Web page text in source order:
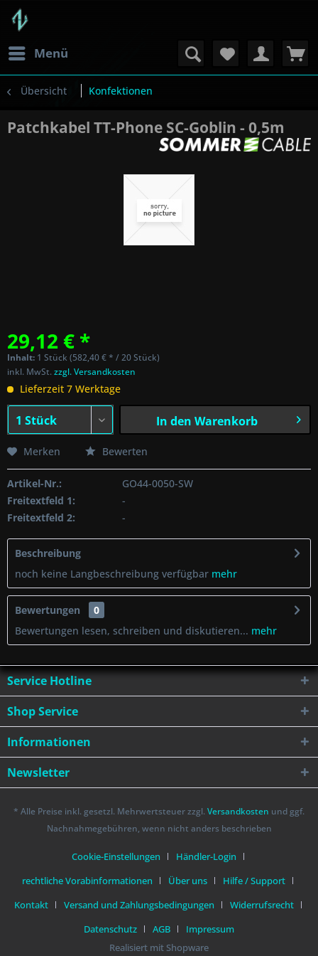
Menü
Übersicht Konfektionen
Patchkabel TT-Phone SC-Goblin - 0,5m
29,12 € *
Inhalt: 1 Stück (582,40 € * / 20 Stück)
inkl. MwSt.zzgl. Versandkosten
Lieferzeit 7 Werktage
In den Warenkorb
Merken Bewerten
Artikel-Nr.:
GO44-0050-SW
Freitextfeld 1:
-
Freitextfeld 2:
-
Beschreibung
noch keine Langbeschreibung verfügbar mehr
Bewertungen
0
Bewertungen lesen, schreiben und diskutieren... mehr
Service Hotline
Shop Service
Informationen
Newsletter
* Alle Preise inkl. gesetzl. Mehrwertsteuer zzgl. Versandkosten und ggf.
Nachnahmegebühren, wenn nicht anders beschrieben
Cookie-Einstellungen
Händler-Login
rechtliche Vorabinformationen
Über uns
Hilfe / Support
Kontakt
Versand und Zahlungsbedingungen
Widerrufsrecht
Datenschutz
AGB
Impressum
Realisiert mit Shopware